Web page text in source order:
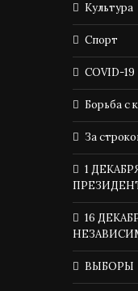
Культура
Спорт
COVID-19
Борьба с
За
1
16
ВЫБОРЫ